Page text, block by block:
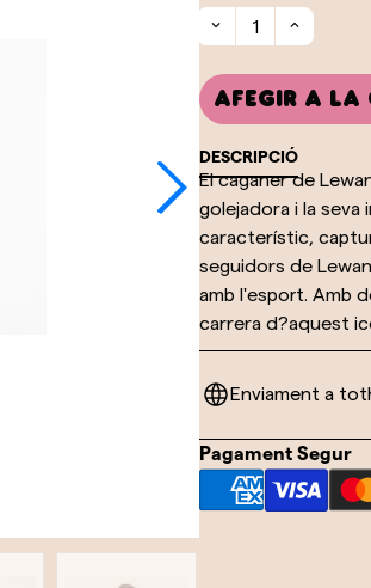
Afegir a la
DESCRIPCIÓ
El caganer de
golejadora i la
característic,
seguidors de
amb l'esport. Amb
carrera d?aquest
Enviament a
Pagament Segur